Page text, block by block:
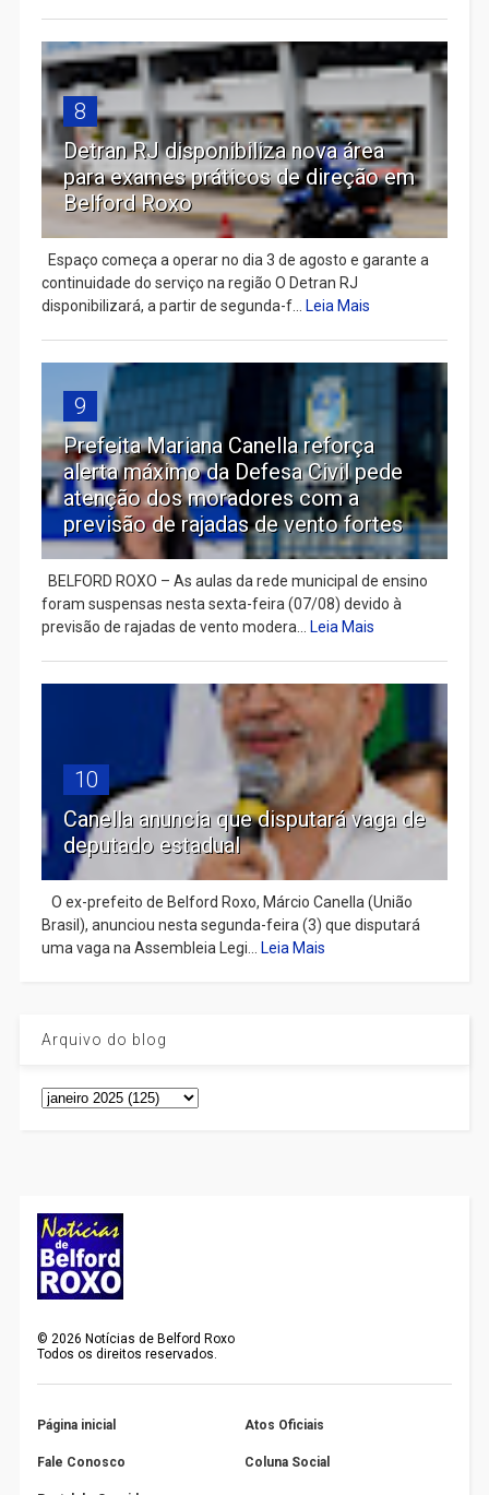
8
Detran RJ disponibiliza nova área
para exames práticos de direção em
Belford Roxo
Espaço começa a operar no dia 3 de agosto e garante a
continuidade do serviço na região O Detran RJ
disponibilizará, a partir de segunda-f...
Leia Mais
9
Prefeita Mariana Canella reforça
alerta máximo da Defesa Civil pede
atenção dos moradores com a
previsão de rajadas de vento fortes
BELFORD ROXO – As aulas da rede municipal de ensino
foram suspensas nesta sexta-feira (07/08) devido à
previsão de rajadas de vento modera...
Leia Mais
10
Canella anuncia que disputará vaga de
deputado estadual
​ O ex-prefeito de Belford Roxo, Márcio Canella (União
Brasil), anunciou nesta segunda-feira (3) que disputará
uma vaga na Assembleia Legi...
Leia Mais
Arquivo do blog
©2026 Notícias de Belford Roxo
Todos os direitos reservados.
Página inicial Atos Oficiais
Fale Conosco Coluna Social